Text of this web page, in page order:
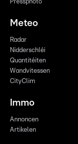
Pressphoto
Meteo
Radar
Nidderschléi
Quantitéiten
Wandvitessen
CityClim
Immo
Annoncen
Artikelen